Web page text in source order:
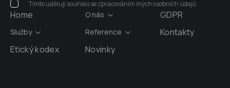
Tímto uděluji souhlas se zpracováním mých osobních údajů
Home O nás GDPR
Služby Reference
Kontakty
Etický kodex
Novinky